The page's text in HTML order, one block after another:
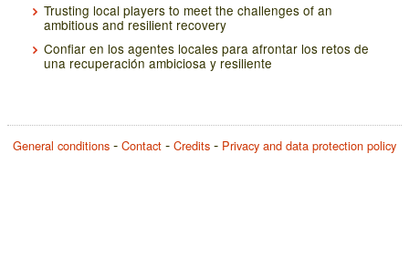
Trusting local players to meet the challenges of an
ambitious and resilient recovery
Confiar en los agentes locales para afrontar los retos de
una recuperación ambiciosa y resiliente
General conditions Contact Credits Privacy and data protection policy